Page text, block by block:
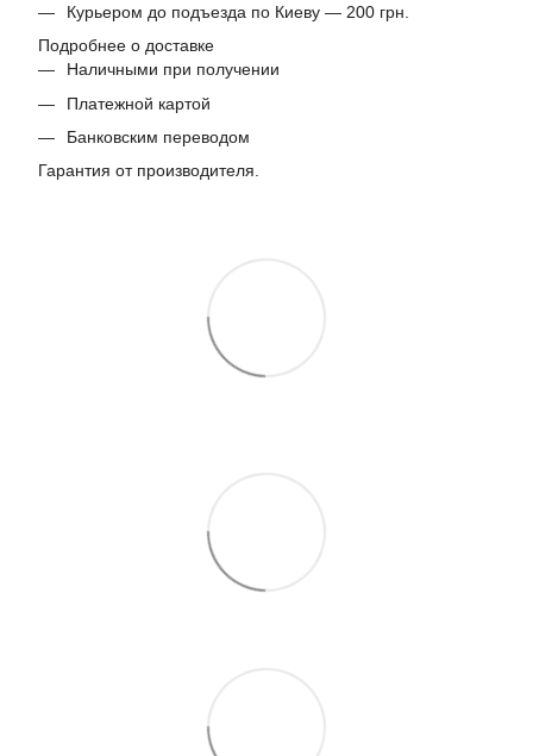
Курьером до подъезда по Киеву — 200 грн.
Подробнее о доставке
Наличными при получении
Платежной картой
Банковским переводом
Гарантия от производителя.